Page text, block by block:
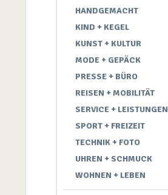
HANDGEMACHT
KIND + KEGEL
KUNST + KULTUR
MODE + GEPÄCK
PRESSE + BÜRO
REISEN + MOBILITÄT
SERVICE + LEISTUNGEN
SPORT + FREIZEIT
TECHNIK + FOTO
UHREN + SCHMUCK
WOHNEN + LEBEN